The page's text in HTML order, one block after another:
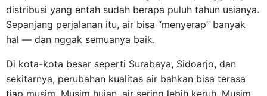
distribusi yang entah sudah berapa puluh tahun usianya.
Sepanjang perjalanan itu, air bisa “menyerap” banyak
hal — dan nggak semuanya baik.
Di kota-kota besar seperti Surabaya, Sidoarjo, dan
sekitarnya, perubahan kualitas air bahkan bisa terasa
tiap musim. Musim hujan, air sering lebih keruh. Musim